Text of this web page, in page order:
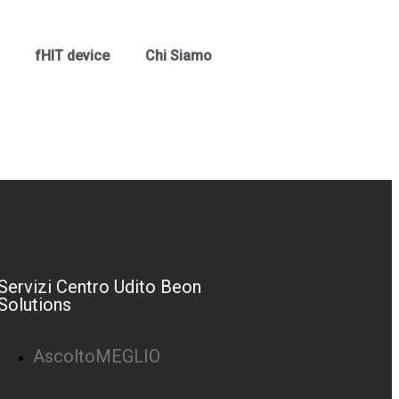
fHIT device Chi Siamo
Centro Udito Beon
AscoltoMEGLIO